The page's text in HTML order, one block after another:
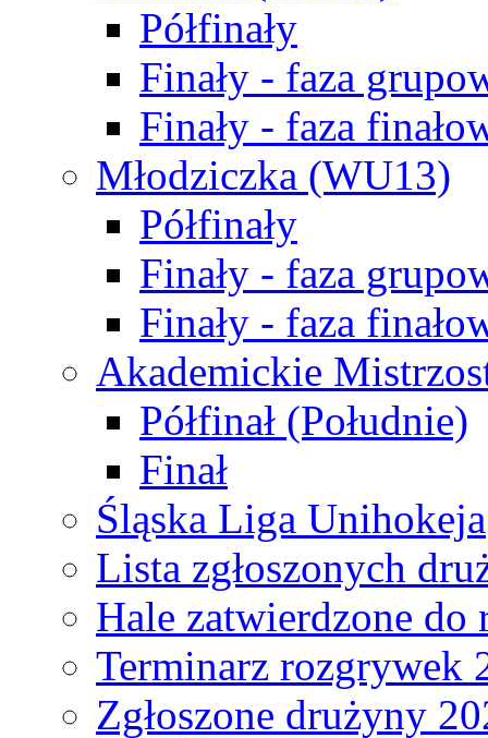
Półfinały
Finały - faza
Finały - faza
Młodziczka (WU13)
Półfinały
Finały - faza
Finały - faza
Akademickie
Półfinał (Południe)
Finał
Śląska Liga Unihokeja
Lista zgłoszonych
Hale zatwierdzone do
Terminarz rozgrywek
Zgłoszone drużyny